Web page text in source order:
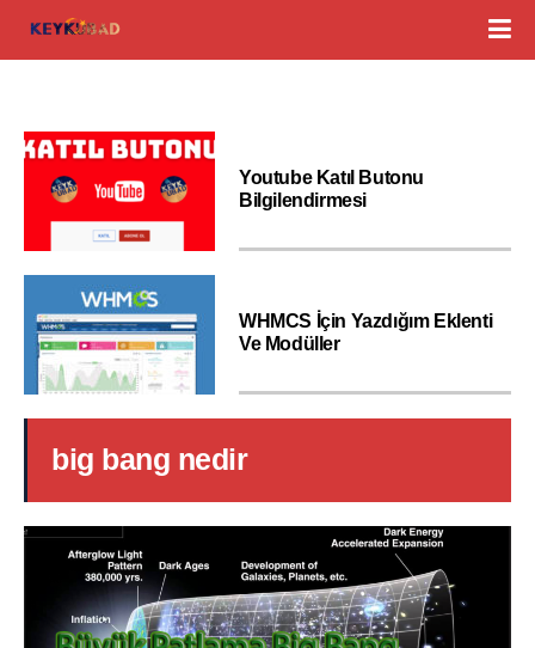
Youtube Katıl Butonu
Bilgilendirmesi
WHMCS İçin Yazdığım Eklenti
Ve Modüller
big bang nedir